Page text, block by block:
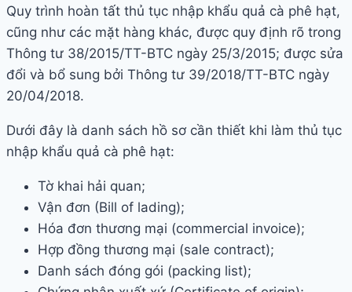
Quy trình hoàn tất thủ tục nhập khẩu quả cà phê hạt,
cũng như các mặt hàng khác, được quy định rõ trong
Thông tư 38/2015/TT-BTC ngày 25/3/2015; được sửa
đổi và bổ sung bởi Thông tư 39/2018/TT-BTC ngày
20/04/2018.
Dưới đây là danh sách hồ sơ cần thiết khi làm thủ tục
nhập khẩu quả cà phê hạt:
Tờ khai hải quan;
Vận đơn (Bill of lading);
Hóa đơn thương mại (commercial invoice);
Hợp đồng thương mại (sale contract);
Danh sách đóng gói (packing list);